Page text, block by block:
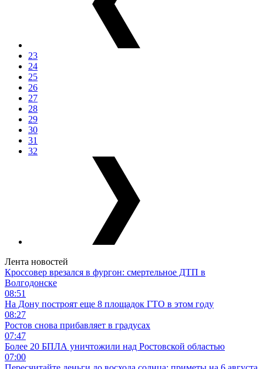
23
24
25
26
27
28
29
30
31
32
Лента новостей
Кроссовер врезался в фургон: смертельное ДТП в
Волгодонске
08:51
На Дону построят еще 8 площадок ГТО в этом году
08:27
Ростов снова прибавляет в градусах
07:47
Более 20 БПЛА уничтожили над Ростовской областью
07:00